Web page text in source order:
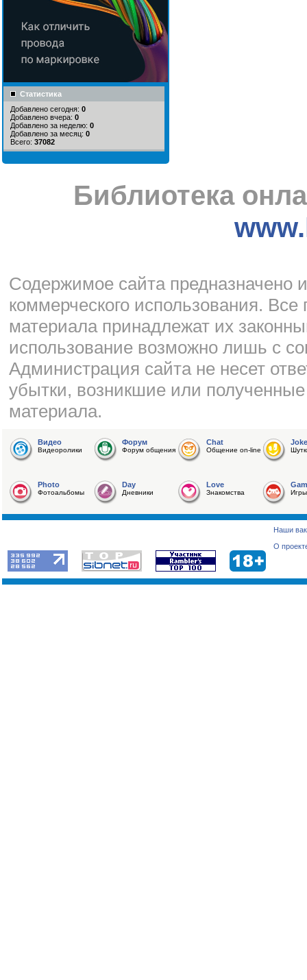
Статистика
Добавлено сегодня: 0
Добавлено вчера: 0
Добавлено за неделю: 0
Добавлено за месяц: 0
Всего: 37082
Библиотека
Cодержимое сайта предназначено
коммерческого использования.
материала принадлежат их
использование возможно лишь с
Администрация сайта не несет
убытки, возникшие или
материала.
Видео
Видеоролики
Форум
Форум общения
Chat
Общение on-line
Joke
Photo
Фотоальбомы
Day
Дневники
Love
Знакомства Игры
Наши
О